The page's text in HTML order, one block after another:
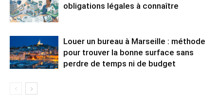
obligations légales à connaître
Louer un bureau à Marseille : méthode
pour trouver la bonne surface sans
perdre de temps ni de budget